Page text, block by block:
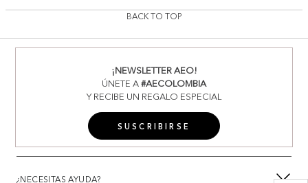
BACK TO TOP
¡NEWSLETTER AEO!
ÚNETE A#AECOLOMBIA
Y RECIBE UN REGALO ESPECIAL
SUSCRIBIRSE
¿NECESITAS AYUDA?